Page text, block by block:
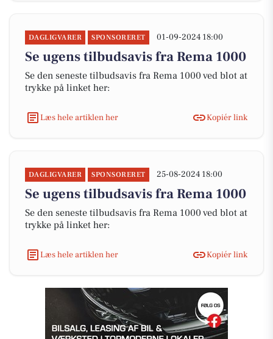
DAGLIGVARER SPONSORERET 01-09-2024 18:00
Se ugens tilbudsavis fra Rema 1000
Se den seneste tilbudsavis fra Rema 1000 ved blot at
trykke på linket her:
Læs hele artiklen her Kopiér link
DAGLIGVARER SPONSORERET 25-08-2024 18:00
Se ugens tilbudsavis fra Rema 1000
Se den seneste tilbudsavis fra Rema 1000 ved blot at
trykke på linket her:
Læs hele artiklen her Kopiér link